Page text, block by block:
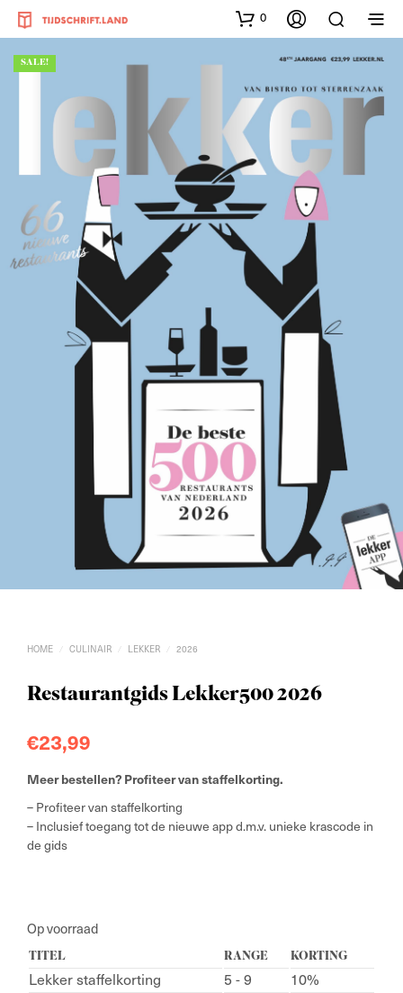
0
SALE!
HOME / CULINAIR / LEKKER / 2026
Restaurantgids Lekker500 2026
€23,99
Meer bestellen? Profiteer van staffelkorting.
– Profiteer van staffelkorting
– Inclusief toegang tot de nieuwe app d.m.v. unieke krascode in
de gids
Op voorraad
TITEL
RANGE KORTING
Lekker staffelkorting 5 - 9
10%